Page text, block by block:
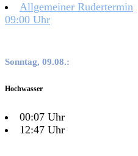
Allgemeiner Rudertermin
09:00 Uhr
Sonntag, 09.08.:
Hochwasser
00:07 Uhr
12:47 Uhr